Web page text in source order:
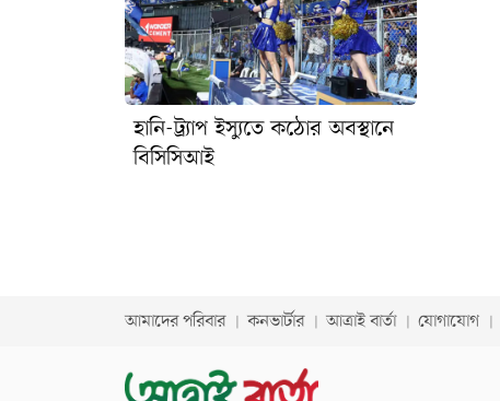
তানজিদ হাসান তামিম, অমিত হাসান
হানি-ট্র্যাপ ইস্যুতে কঠোর অবস্থানে
বিসিসিআই
আমাদের পরিবার কনভার্টার আত্রাই বার্তা যোগাযোগ